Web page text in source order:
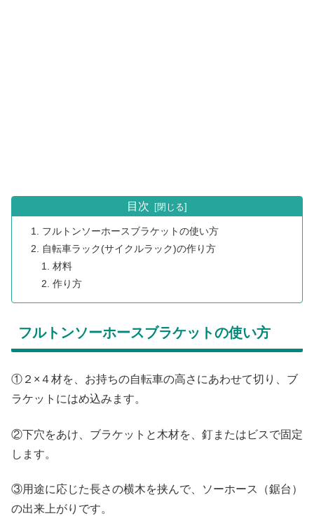
目次
フルトンソーホースブラケットの使い方
自転車ラック(サイクルラック)の作り方
材料
作り方
フルトンソーホースブラケットの使い方
①２×４材を、お持ちの自転車の高さにあわせて切り、ブ
ラケットにはめ込みます。
②下穴をあけ、ブラケットと木材を、釘またはビスで固定
します。
③用途に応じた長さの横木を挟んで、ソーホース（鋸台）
の出来上がりです。